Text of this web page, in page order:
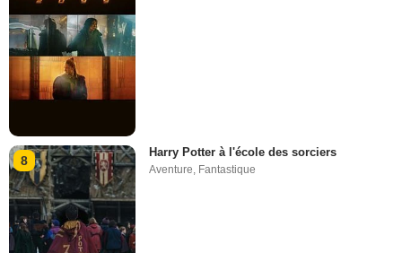
8
Harry Potter à l'école des sorciers
Aventure, Fantastique